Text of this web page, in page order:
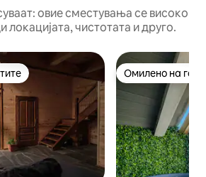
овие сместувања се високо
локацијата, чистотата и друго.
„Омилени на гостите“ Омилено на
Омилено на